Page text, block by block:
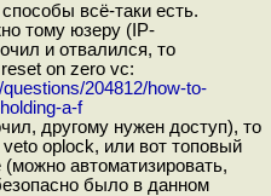
всё-таки есть.
тому юзеру (IP-
и отвалился, то
on zero vc:
204812/how-to-
a-f
другому нужен доступ), то
oplock, или вот топовый
автоматизировать,
было в данном